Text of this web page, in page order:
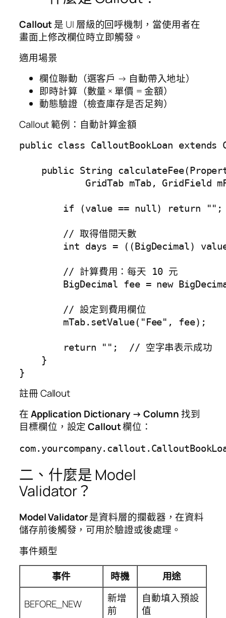
Callout是 UI 層級的回呼機制，當使用者在
畫面上修改欄位時立即觸發。
適用場景
欄位聯動（選客戶 → 自動帶入地址）
即時計算（數量 × 單價 = 金額）
動態驗證（檢查庫存是否足夠）
Callout 範例：自動計算金額
public class CalloutBookLoan extends
public String
GridTab mTab, GridField
        if (value == null) return "";
        // 取得借閱天數
int days = ((BigDecimal)
        // 計算費用：每天 10 元
BigDecimal fee = new
        // 設定到費用欄位
        mTab.setValue("Fee", fee);
        return "";  // 空字串表示成功
    }
註冊 Callout
在Application Dictionary → Column找到
目標欄位，設定Callout欄位：
二、什麼是 Model
Validator？
Model Validator是資料層的攔截器，在資料
儲存前後觸發，可用於驗證或後處理。
事件類型
事件
時機 用途
BEFORE_NEW
新增
前
自動填入預設
值